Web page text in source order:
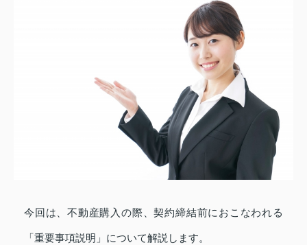
今回は、不動産購入の際、契約締結前におこなわれる
「重要事項説明」について解説します。